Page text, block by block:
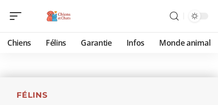
Chiens Félins Garantie Infos Monde animal
FÉLINS